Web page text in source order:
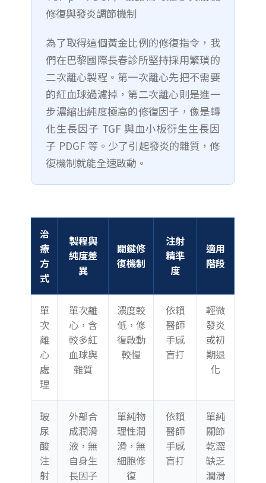
修復與發炎調節機制
為了取得這個黃金比例的修復指令，我
們在巴黎國際長春診所堅持採用繁瑣的
二次離心製程。第一次離心先把不需要
的紅血球過濾掉，第二次離心則是進一
步濃縮出純度極高的修復因子，像是轉
化生長因子 TGF 與血小板衍生生長因
子 PDGF 等。少了引起發炎的雜質，修
復機制就能全速啟動。
治
療
方
式
製程與
純度差
異
關鍵修
復機制
注射
精準
度
適用
階段
單
次
離
心
處
理
單次離
心，含
較多紅
血球與
雜質
濃度較
低，修
復啟動
較慢
依賴
醫師
手感
盲打
輕微
發炎
或初
期退
化
玻
尿
酸
注
射
外部合
成潤滑
液，無
自身生
長因子
單純物
理性潤
滑，無
細胞修
復
依賴
醫師
手感
盲打
單純
關節
乾澀
缺乏
潤滑